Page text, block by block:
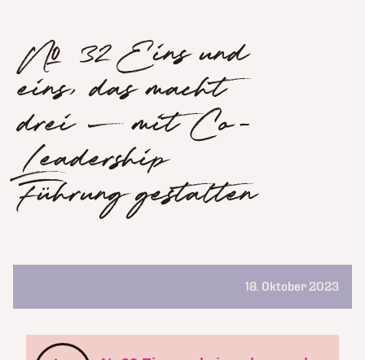
№ 32 Eins und
eins, das macht
drei – mit Co-
Leadership
Führung gestalten
18. Oktober 2023